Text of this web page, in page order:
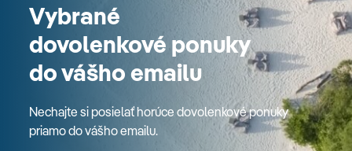
Vybrané
dovolenkové ponuky
do vášho emailu
Nechajte si posielať horúce dovolenkové ponuky
priamo do vášho emailu.